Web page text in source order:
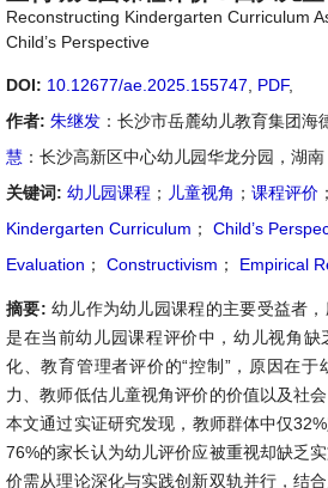
Reconstructing Kindergarten Curriculum
Child’s Perspective
DOI: 10.12677/ae.2025.155747 PDF,
作者: 朱继发 ：长沙市岳麓幼儿教育集团海
慧 ：长沙高新区中心幼儿园华龙分园，湖
关键词: 幼儿园课程 ； 儿童视角 ； 课程评价 ；
Kindergarten Curriculum ； Child’s
Evaluation ； Constructivism ； Empirical
摘要: 幼儿作为幼儿园课程的主要受益者
是在当前幼儿园课程评价中，幼儿视角
化、教育管理者评价的“控制”，原因在
力、教师低估儿童视角评价的价值以及社
本文通过实证研究发现，教师群体中仅
76%的家长认为幼儿评价应被重视却缺乏
价需从理论深化与实践创新双轨并行，结